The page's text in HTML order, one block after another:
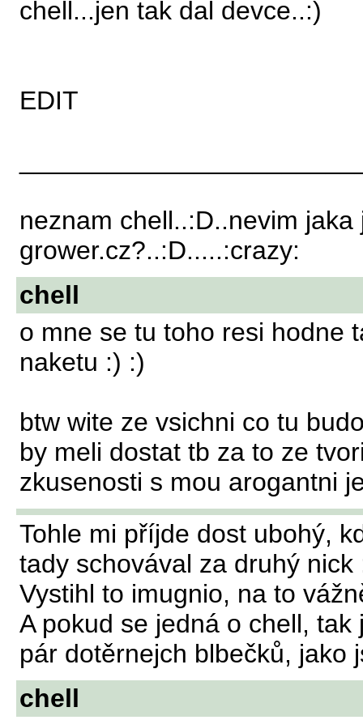
chell...jen tak dal devce..:)
EDIT
neznam chell..:D..nevim
grower.cz?..:D.....:crazy:
chell
o mne se tu toho resi hodne
naketu :) :)
btw wite ze vsichni co tu
by meli dostat tb za to ze
zkusenosti s mou arogantni
Tohle mi příjde dost ubohý,
tady schovával za druhý nick
Vystihl to imugnio, na to
A pokud se jedná o chell,
pár dotěrnejch blbečků, jako
chell